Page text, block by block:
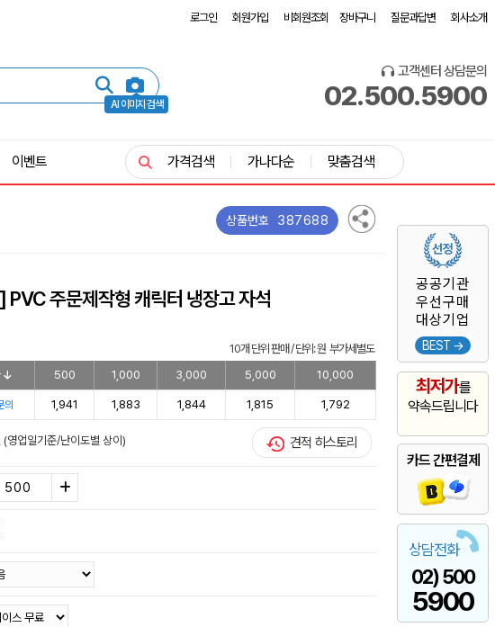
로그인 회원가입 비회원조회 장바구니 질문과답변 회사소개
AI 이미지 검색
고객센터 상담문의
02.500.5900
공공기관
우선구매
대상기업
BEST →
최저가를
약속드립니다
카드 간편결제
상담전화
02) 500
5900
이벤트 가격검색 가나다순 맞춤검색
상품번호 387688
PVC 주문제작형 캐릭터 냉장고 자석
10개 단위 판매 / 단위: 원 부가세별도
500 1,000 3,000 5,000 10,000
의 1,941 1,883 1,844 1,815 1,792
업일기준/난이도별 상이) 견적 히스토리